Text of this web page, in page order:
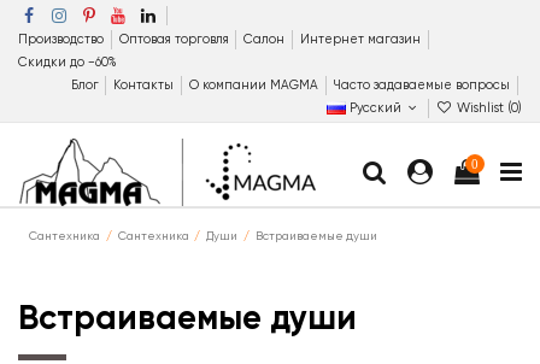
Производство Оптовая торговля Салон
Интернет магазин
Скидки до −60%
Блог
Контакты О компании MAGMA
Часто задаваемые вопросы
Русский
Wishlist (0)
0
Сантехника Сантехника Души Встраиваемые души
Встраиваемые души